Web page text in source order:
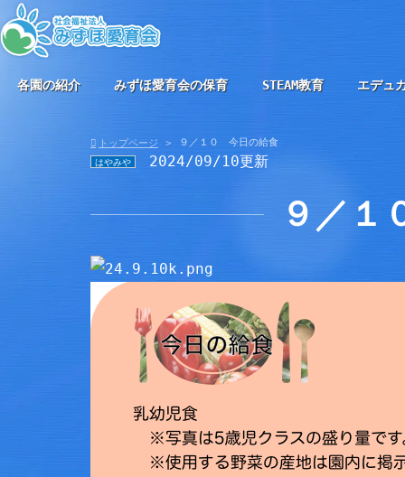
各園の紹介 みずほ愛育会の保育 STEAM教育 エデュ
トップページ ９／１０ 今日の給食
はやみや 2024/09/10更新
９／